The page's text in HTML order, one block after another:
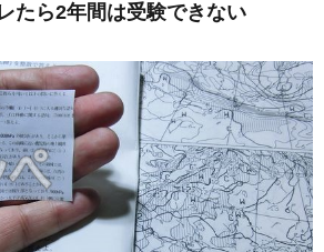
たら2年間は受験できない